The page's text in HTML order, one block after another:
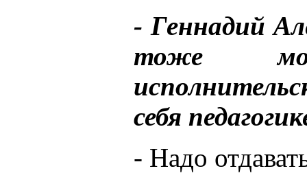
- Геннадий
тоже
себя
- Надо